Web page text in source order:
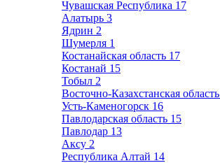
Чувашская Республика 17
Алатырь 3
Ядрин 2
Шумерля 1
Костанайская область 17
Костанай 15
Тобыл 2
Восточно-Казахстанская область
Усть-Каменогорск 16
Павлодарская область 15
Павлодар 13
Аксу 2
Республика Алтай 14